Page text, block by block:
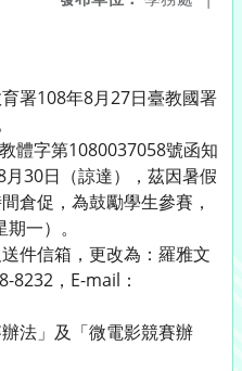
署108年8月27日臺教國署
體字第1080037058號函知
30日（諒達），茲因暑假
倉促，為鼓勵學生參賽，
一）。
件信箱，更改為：羅雅文
8232，E-mail：
法」及「微電影競賽辦